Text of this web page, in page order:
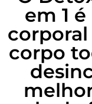
em 1
corpo